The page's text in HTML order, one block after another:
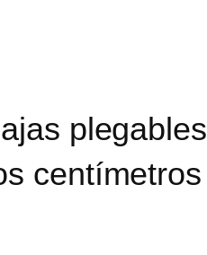
plegables
centímetros